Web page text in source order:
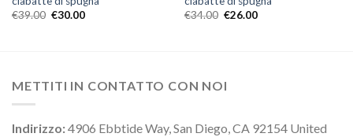
€39.00 €30.00
€34.00 €26.00
METTITI IN CONTATTO CON NOI
Indirizzo:4906 Ebbtide Way, San Diego, CA 92154 United